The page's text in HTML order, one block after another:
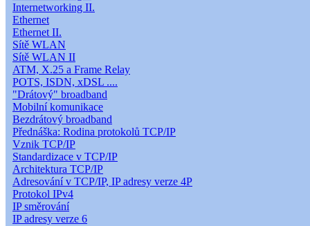
Internetworking II.
Ethernet
Ethernet II.
Sítě WLAN
Sítě WLAN II
ATM, X.25 a Frame Relay
POTS, ISDN, xDSL ....
"Drátový" broadband
Mobilní komunikace
Bezdrátový broadband
Přednáška: Rodina protokolů TCP/IP
Vznik TCP/IP
Standardizace v TCP/IP
Architektura TCP/IP
Adresování v TCP/IP, IP adresy verze 4P
Protokol IPv4
IP směrování
IP adresy verze 6